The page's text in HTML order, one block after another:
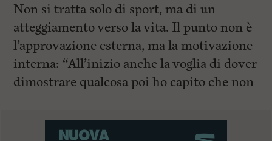
Non si tratta solo di sport, ma di un
atteggiamento verso la vita. Il punto non è
l’approvazione esterna, ma la motivazione
interna: “All’inizio anche la voglia di dover
dimostrare qualcosa poi ho capito che non